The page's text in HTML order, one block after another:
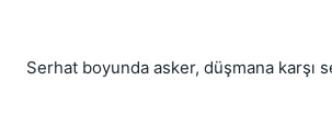
Serhat boyunda asker, düşmana karşı